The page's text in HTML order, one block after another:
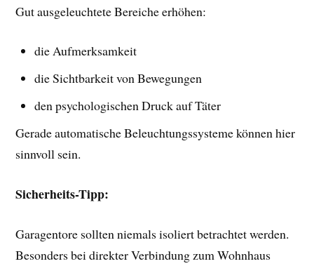
Gut ausgeleuchtete Bereiche erhöhen:
die Aufmerksamkeit
die Sichtbarkeit von Bewegungen
den psychologischen Druck auf Täter
Gerade automatische Beleuchtungssysteme können hier
sinnvoll sein.
Sicherheits-Tipp:
Garagentore sollten niemals isoliert betrachtet werden.
Besonders bei direkter Verbindung zum Wohnhaus